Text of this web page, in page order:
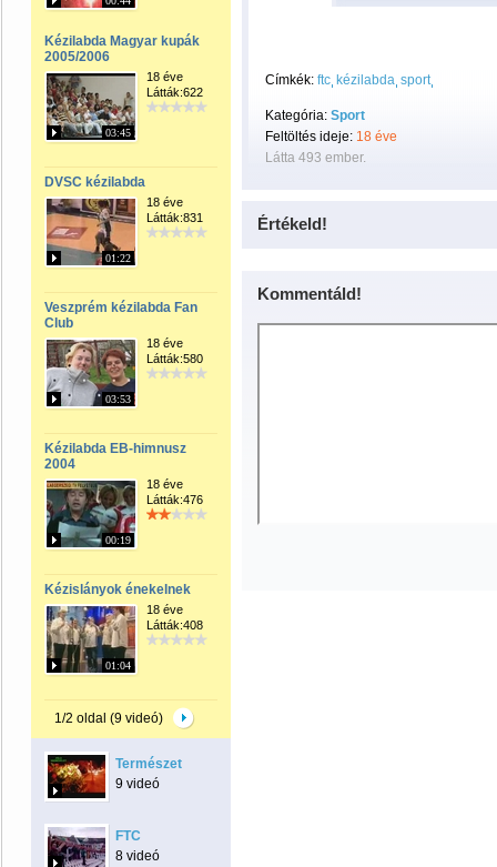
Kézilabda Magyar kupák
2005/2006
03:45
18 éve
Látták:622
DVSC kézilabda
01:22
18 éve
Látták:831
Veszprém kézilabda Fan
Club
03:53
18 éve
Látták:580
Kézilabda EB-himnusz
2004
00:19
18 éve
Látták:476
Kézislányok énekelnek
01:04
18 éve
Látták:408
1/2 oldal (9 videó)
Természet
9 videó
FTC
8 videó
Címkék: ftc kézilabda sport
Kategória: Sport
Feltöltés ideje: 18 éve
Látta 493 ember.
Értékeld!
Kommentáld!